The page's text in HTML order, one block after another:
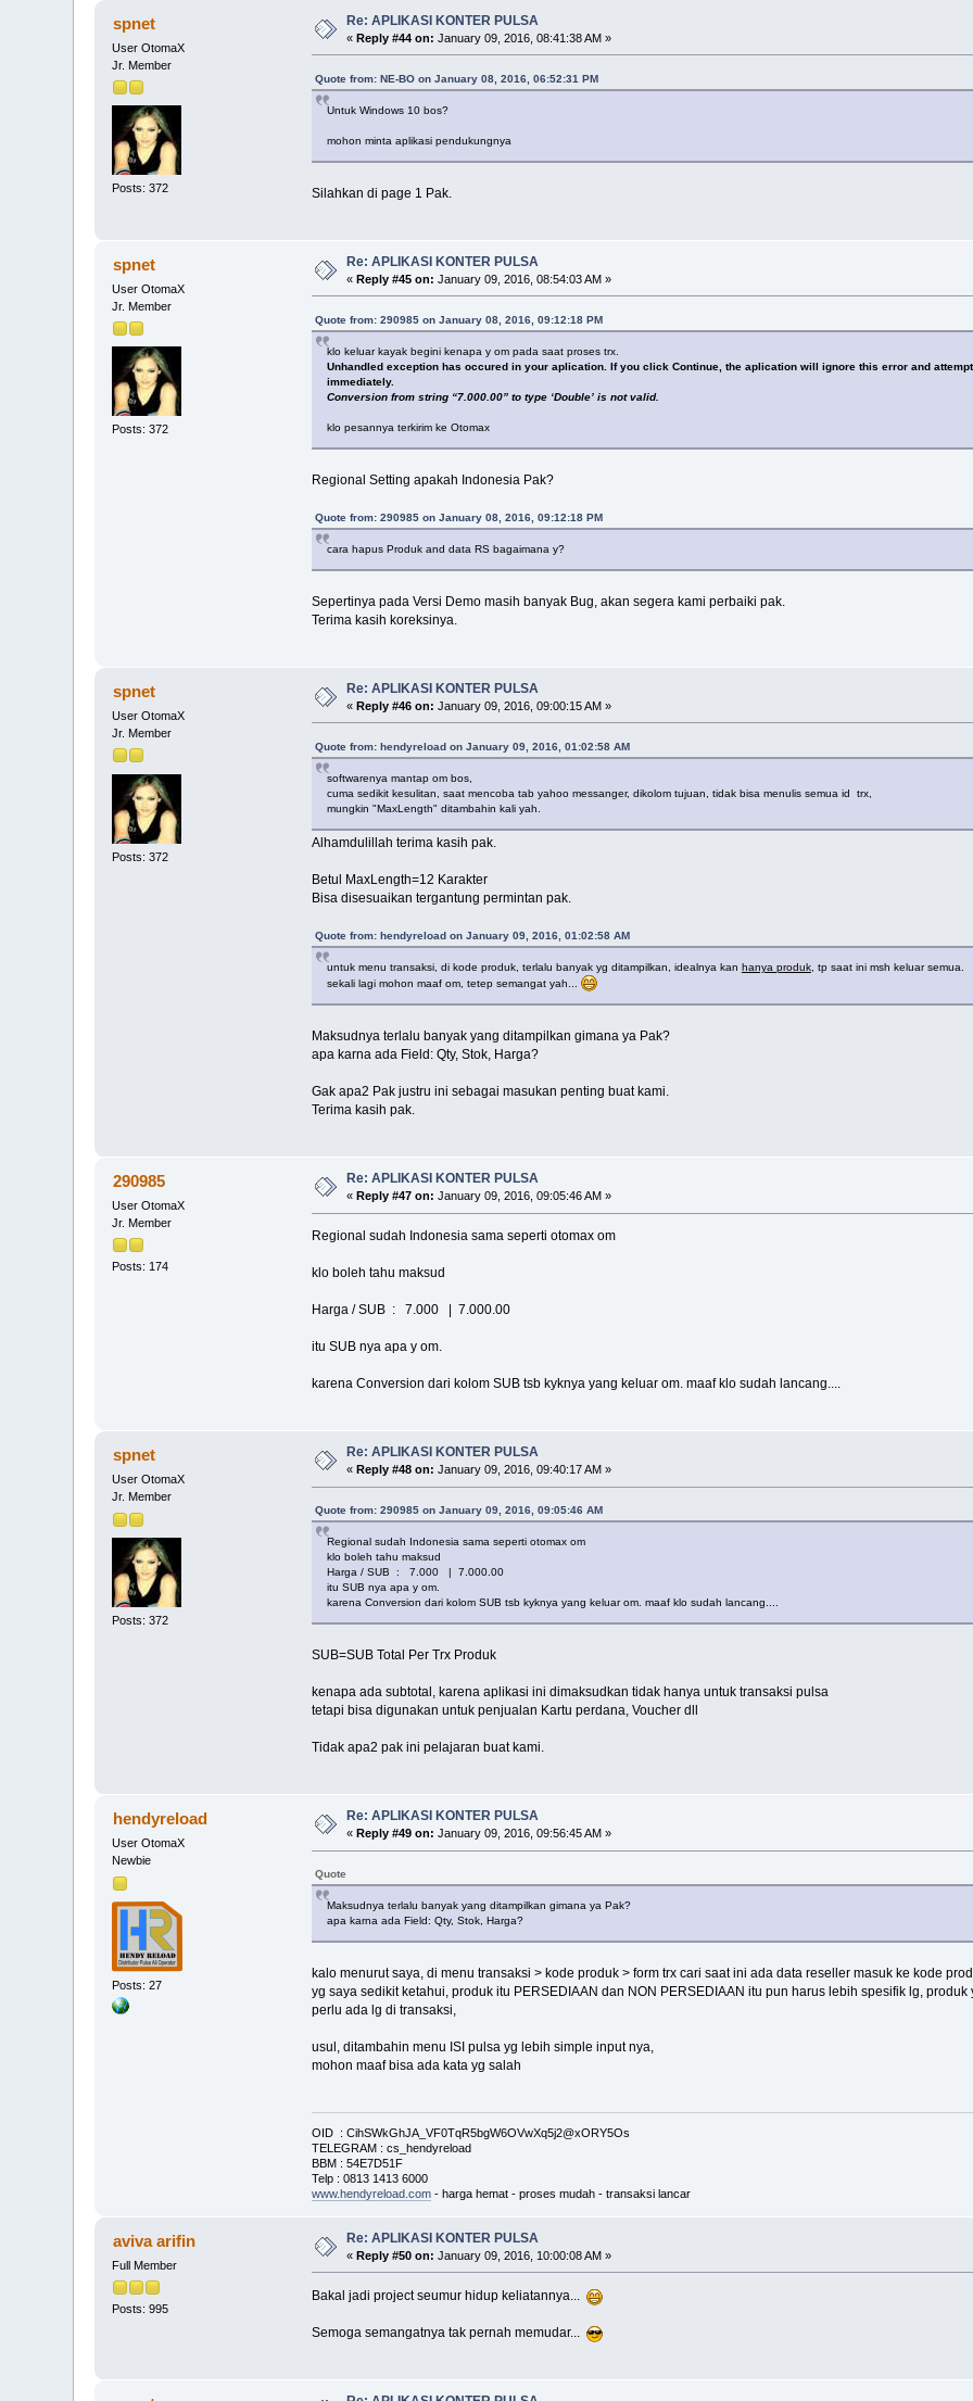
spnet
User OtomaX
Jr. Member
Posts: 372
Re: APLIKASI KONTER PULSA
«Reply #44 on: January 09, 2016, 08:41:38 AM »
Quote from: NE-BO on January 08, 2016, 06:52:31 PM
Untuk Windows 10 bos?
mohon minta aplikasi pendukungnya
Silahkan di page 1 Pak.
spnet
User OtomaX
Jr. Member
Posts: 372
Re: APLIKASI KONTER PULSA
«Reply #45 on: January 09, 2016, 08:54:03 AM »
Quote from: 290985 on January 08, 2016, 09:12:18 PM
klo keluar kayak begini kenapa y om pada saat proses trx.
Unhandled exception has occured in your aplication. If you click Continue, the aplication will ignore this error and
immediately.
Conversion from string “7.000.00” to type ‘Double’ is not valid.
klo pesannya terkirim ke Otomax
Regional Setting apakah Indonesia Pak?
Quote from: 290985 on January 08, 2016, 09:12:18 PM
cara hapus Produk and data RS bagaimana y?
Sepertinya pada Versi Demo masih banyak Bug, akan segera kami perbaiki pak.
Terima kasih koreksinya.
spnet
User OtomaX
Jr. Member
Posts: 372
Re: APLIKASI KONTER PULSA
«Reply #46 on: January 09, 2016, 09:00:15 AM »
Quote from: hendyreload on January 09, 2016, 01:02:58 AM
softwarenya mantap om bos,
cuma sedikit kesulitan, saat mencoba tab yahoo messanger, dikolom tujuan, tidak bisa menulis semua id trx,
mungkin "MaxLength" ditambahin kali yah.
Alhamdulillah terima kasih pak.
Betul MaxLength=12 Karakter
Bisa disesuaikan tergantung permintan pak.
Quote from: hendyreload on January 09, 2016, 01:02:58 AM
untuk menu transaksi, di kode produk, terlalu banyak yg ditampilkan, idealnya kan hanya produk, tp saat ini msh keluar semua.
sekali lagi mohon maaf om, tetep semangat yah...
Maksudnya terlalu banyak yang ditampilkan gimana ya Pak?
apa karna ada Field: Qty, Stok, Harga?
Gak apa2 Pak justru ini sebagai masukan penting buat kami.
Terima kasih pak.
290985
User OtomaX
Jr. Member
Posts: 174
Re: APLIKASI KONTER PULSA
«Reply #47 on: January 09, 2016, 09:05:46 AM »
Regional sudah Indonesia sama seperti otomax om
klo boleh tahu maksud
Harga / SUB : 7.000 | 7.000.00
itu SUB nya apa y om.
karena Conversion dari kolom SUB tsb kyknya yang keluar om. maaf klo sudah lancang....
spnet
User OtomaX
Jr. Member
Posts: 372
Re: APLIKASI KONTER PULSA
« Reply #48 on: January 09, 2016, 09:40:17 AM »
Quote from: 290985 on January 09, 2016, 09:05:46 AM
Regional sudah Indonesia sama seperti otomax om
klo boleh tahu maksud
Harga / SUB : 7.000 | 7.000.00
itu SUB nya apa y om.
karena Conversion dari kolom SUB tsb kyknya yang keluar om. maaf klo sudah lancang....
SUB=SUB Total Per Trx Produk
kenapa ada subtotal, karena aplikasi ini dimaksudkan tidak hanya untuk transaksi pulsa
tetapi bisa digunakan untuk penjualan Kartu perdana, Voucher dll
Tidak apa2 pak ini pelajaran buat kami.
hendyreload
User OtomaX
Newbie
Posts: 27
Re: APLIKASI KONTER PULSA
« Reply #49 on: January 09, 2016, 09:56:45 AM »
Quote
Maksudnya terlalu banyak yang ditampilkan gimana ya Pak?
apa karna ada Field: Qty, Stok, Harga?
kalo menurut saya, di menu transaksi > kode produk > form trx cari saat ini ada data reseller masuk ke kode
yg saya sedikit ketahui, produk itu PERSEDIAAN dan NON PERSEDIAAN itu pun harus lebih spesifik lg,
perlu ada lg di transaksi,
usul, ditambahin menu ISI pulsa yg lebih simple input nya,
mohon maaf bisa ada kata yg salah
OID : CihSWkGhJA_VF0TqR5bgW6OVwXq5j2@xORY5Os
TELEGRAM : cs_hendyreload
BBM : 54E7D51F
Telp : 0813 1413 6000
www.hendyreload.com- harga hemat - proses mudah - transaksi lancar
aviva arifin
Full Member
Posts: 995
Re: APLIKASI KONTER PULSA
«Reply #50 on: January 09, 2016, 10:00:08 AM »
Bakal jadi project seumur hidup keliatannya...
Semoga semangatnya tak pernah memudar...